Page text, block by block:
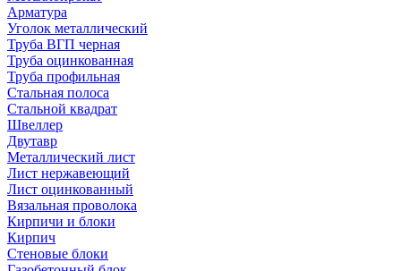
Арматура
Уголок металлический
Труба ВГП черная
Труба оцинкованная
Труба профильная
Стальная полоса
Стальной квадрат
Швеллер
Двутавр
Металлический лист
Лист нержавеющий
Лист оцинкованный
Вязальная проволока
Кирпичи и блоки
Кирпич
Стеновые блоки